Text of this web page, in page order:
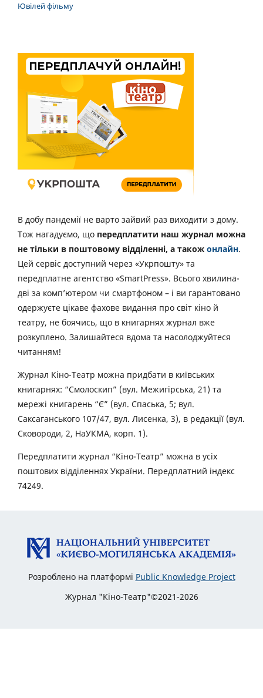
Ювілей фільму
В добу пандемії не варто зайвий раз виходити з дому.
Тож нагадуємо, що передплатити наш журнал можна
не тільки в поштовому відділенні, а також онлайн.
Цей сервіс доступний через «Укрпошту» та
передплатне агентство «SmartPress». Всього хвилина-
дві за комп’ютером чи смартфоном – і ви гарантовано
одержуєте цікаве фахове видання про світ кіно й
театру, не боячись, що в книгарнях журнал вже
розкуплено. Залишайтеся вдома та насолоджуйтеся
читанням!
Журнал Кіно-Театр можна придбати в київських
книгарнях: “Смолоскип” (вул. Межигірська, 21) та
мережі книгарень “Є” (вул. Спаська, 5; вул.
Саксаганського 107/47, вул. Лисенка, 3), в редакції (вул.
Сковороди, 2, НаУКМА, корп. 1).
Передплатити журнал “Кіно-Театр” можна в усіх
поштових відділеннях України. Передплатний індекс
74249.
Розроблено на платформі Public Knowledge Project
Журнал "Кіно-Театр"©2021-2026